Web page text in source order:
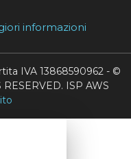
informazioni
IVA 13868590962 - ©
ISP AWS